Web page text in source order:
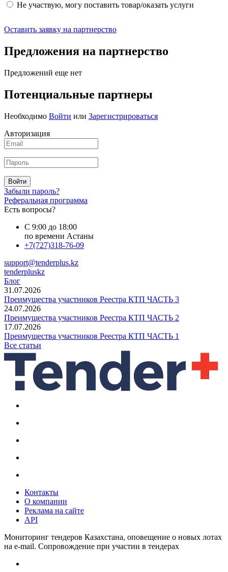
Не участвую, могу поставить товар/оказать услуги
Оставить заявку на партнерство
Предложения на партнерство
Предложений еще нет
Потенциальные партнеры
Необходимо Войти или Зарегистрироваться
Авторизация
Войти
Забыли пароль?
Реферальная программа
Есть вопросы?
С 9:00 до 18:00
по времени Астаны
+7(727)318-76-09
support@tenderplus.kz
tenderpluskz
Блог
31.07.2026
Преимущества участников Реестра КТП ЧАСТЬ 3
24.07.2026
Преимущества участников Реестра КТП ЧАСТЬ 2
17.07.2026
Преимущества участников Реестра КТП ЧАСТЬ 1
Все статьи
Контакты
О компании
Реклама на сайте
API
Мониторинг тендеров Казахстана, оповещение о новых лотах
на e-mail. Сопровождение при участии в тендерах